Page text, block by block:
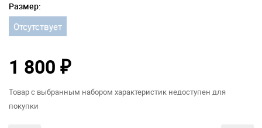
Размер:
Отсутствует
1 800 ₽
Товар с выбранным набором характеристик недоступен для
покупки